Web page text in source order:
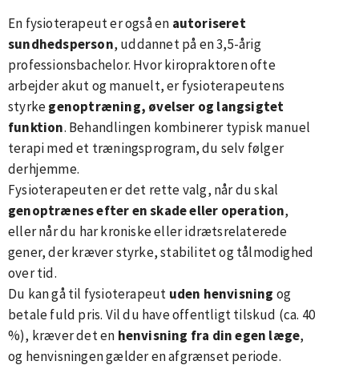
En fysioterapeut er også en autoriseret
sundhedsperson, uddannet på en 3,5-årig
professionsbachelor. Hvor kiropraktoren ofte
arbejder akut og manuelt, er fysioterapeutens
styrkegenoptræning, øvelser og langsigtet
funktion. Behandlingen kombinerer typisk manuel
terapi med et træningsprogram, du selv følger
derhjemme.
Fysioterapeuten er det rette valg, når du skal
genoptrænes efter en skade eller operation,
eller når du har kroniske eller idrætsrelaterede
gener, der kræver styrke, stabilitet og tålmodighed
over tid.
Du kan gå til fysioterapeut uden henvisning og
betale fuld pris. Vil du have offentligt tilskud (ca. 40
%), kræver det en henvisning fra din egen læge,
og henvisningen gælder en afgrænset periode.